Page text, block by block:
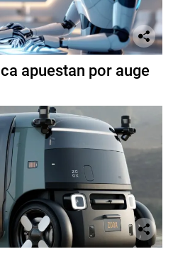
apuestan por auge